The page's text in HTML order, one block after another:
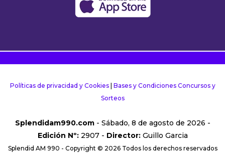
Políticas de privacidad y Cookies| Bases y Condiciones Concursos y
Sorteos
Splendidam990.com- Sábado, 8 de agosto de 2026 -
Edición Nº:2907 - Director:Guillo Garcia
Splendid AM 990 - Copyright © 2026 Todos los derechos reservados